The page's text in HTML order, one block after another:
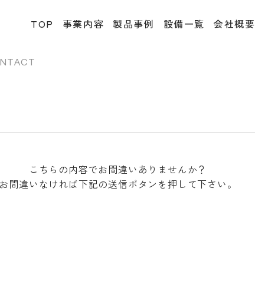
TOP 事業内容 製品事例 設備一覧 会社概要
こちらの内容でお間違いありませんか？
お間違いなければ下記の送信ボタンを押して下さい。